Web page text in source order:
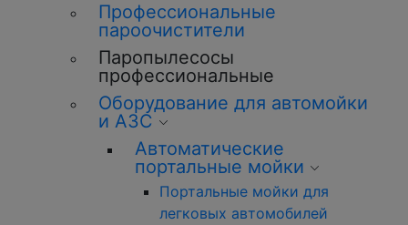
Профессиональные
пароочистители
Паропылесосы
профессиональные
Оборудование для автомойки
и АЗС
Автоматические
портальные мойки
Портальные мойки для
легковых автомобилей